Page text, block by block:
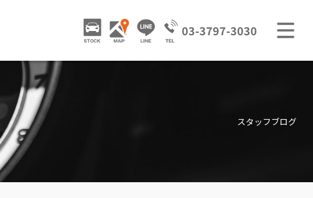
STOCK ACCESS LINE 03-3797-3030
スタッフブログ